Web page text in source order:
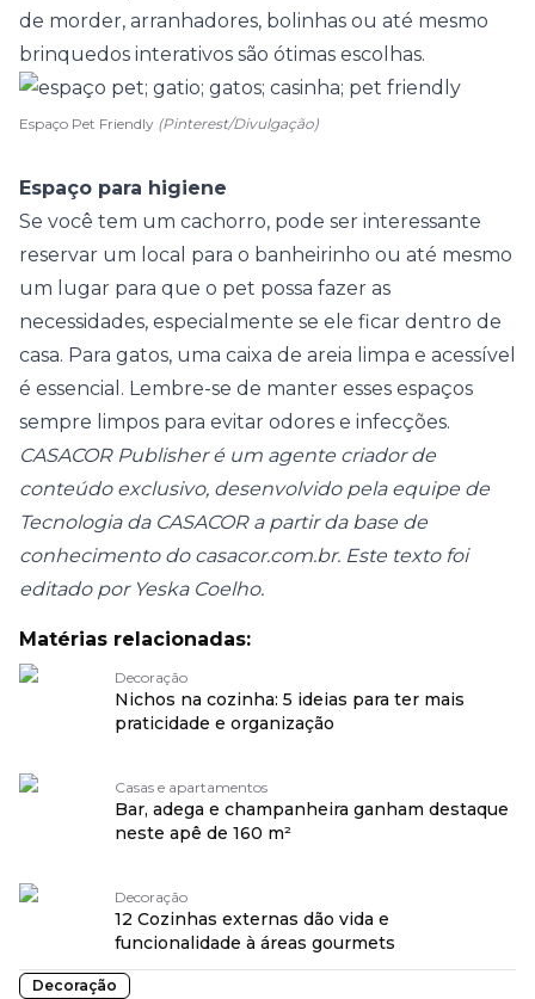
de morder, arranhadores, bolinhas ou até mesmo
brinquedos interativos são ótimas escolhas.
Espaço Pet Friendly (Pinterest/Divulgação)
Espaço para higiene
Se você tem um cachorro, pode ser interessante
reservar um local para o banheirinho ou até mesmo
um lugar para que o pet possa fazer as
necessidades, especialmente se ele ficar dentro de
casa. Para gatos, uma caixa de areia limpa e acessível
é essencial. Lembre-se de manter esses espaços
sempre limpos para evitar odores e infecções.
CASACOR Publisher é um agente criador de
conteúdo exclusivo, desenvolvido pela equipe de
Tecnologia da CASACOR a partir da base de
conhecimento do casacor.com.br. Este texto foi
editado por Yeska Coelho.
Matérias relacionadas:
Decoração
Nichos na cozinha: 5 ideias para ter mais
praticidade e organização
Casas e apartamentos
Bar, adega e champanheira ganham destaque
neste apê de 160 m²
Decoração
12 Cozinhas externas dão vida e
funcionalidade à áreas gourmets
Decoração